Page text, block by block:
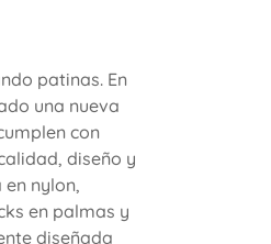
patinas. En
una nueva
con
diseño y
nylon,
en palmas y
diseñada